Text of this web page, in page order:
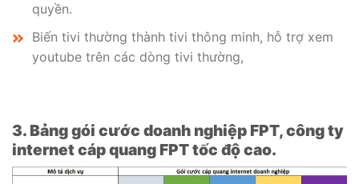
quyền.
Biến tivi thường thành tivi thông minh, hỗ trợ xem
youtube trên các dòng tivi thường,
3. Bảng gói cước doanh nghiệp FPT, công ty
internet cáp quang FPT tốc độ cao.